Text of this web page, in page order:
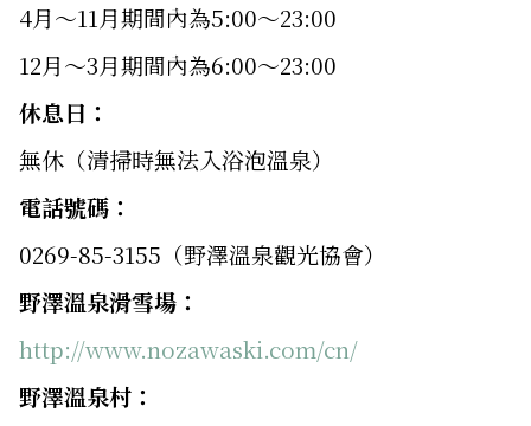
4月〜11月期間內為5:00〜23:00
12月〜3月期間內為6:00〜23:00
休息日：
無休（清掃時無法入浴泡溫泉）
電話號碼：
0269-85-3155（野澤溫泉觀光協會）
野澤溫泉滑雪場：
http://www.nozawaski.com/cn/
野澤溫泉村：